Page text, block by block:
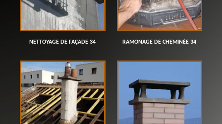
NETTOYAGE DE FAÇADE 34 RAMONAGE DE CHEMINÉE 34